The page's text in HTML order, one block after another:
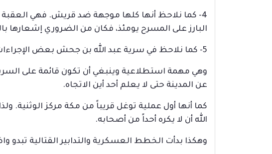
4- كما نلاحظ أنها كلها موجهة ضد قريش. فهي العقبة
البارز على المسرح يومئذ، فكان من الضروري إشعارها
5- كما نلاحظ في سرية عبد الله بن جحش بعض الإجراءات التي تتطلبها المهمة.
وهي مهمة استطلاعية وينبغي أن تكون قائمة على
عن المدينة حتى لا يعلم أحد أين الاتجاه.
الله أن لا يكره أحداً من أصحابه.
وهكذا بدأت الخطط العسكرية والتدابير القتالية تبدو